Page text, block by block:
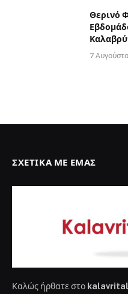
Θερινό
7
ΣΧΕΤΙΚΆ ΜΕ ΕΜΆΣ
Καλώς ήρθατε στο